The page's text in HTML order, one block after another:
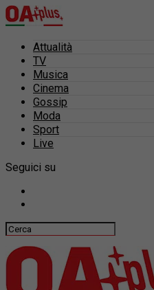
Attualità
TV
Musica
Cinema
Gossip
Moda
Sport
Live
Seguici su